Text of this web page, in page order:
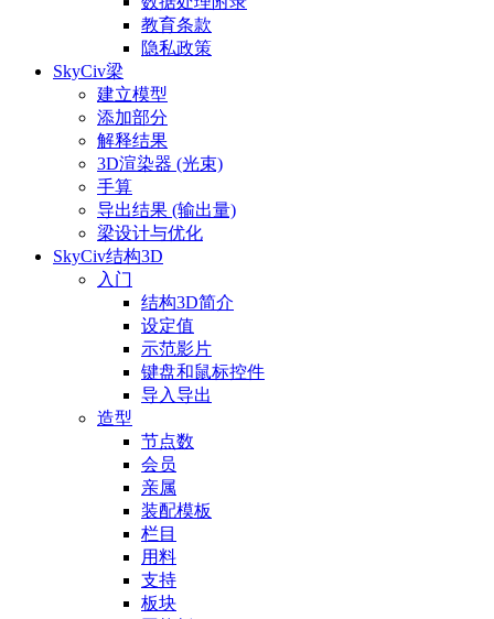
教育条款
隐私政策
SkyCiv梁
建立模型
添加部分
解释结果
3D渲染器 (光束)
手算
导出结果 (输出量)
梁设计与优化
SkyCiv结构3D
入门
结构3D简介
设定值
示范影片
键盘和鼠标控件
导入导出
造型
节点数
会员
亲属
装配模板
栏目
用料
支持
板块